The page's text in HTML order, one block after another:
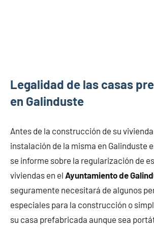
Legalidad de las casas
en Galinduste
Antes de la construcción de su
instalación de la misma en Galinduste
se informe sobre la regularización de
viviendas en el Ayuntamiento de
seguramente necesitará de algunos
especiales para la construcción o
su casa prefabricada aunque sea